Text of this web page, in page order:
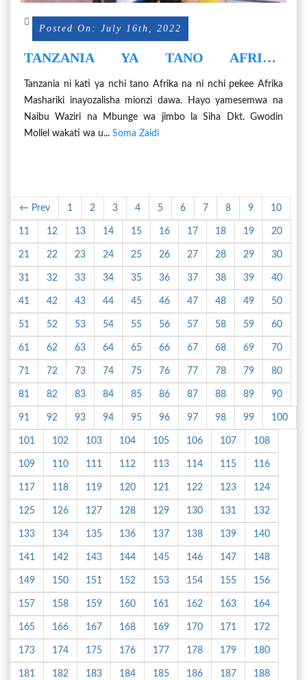
Posted On: July 16th, 2022
TANZANIA YA TANO AFRIKA
Tanzania ni kati ya nchi tano Afrika na ni nchi pekee Afrika
Mashariki inayozalisha mionzi dawa. Hayo yamesemwa na
Naibu Waziri na Mbunge wa jimbo la Siha Dkt. Gwodin
Mollel wakati wa u... Soma Zaidi
← Prev 1 2 3 4 5 6 7 8 9 10
11 12 13 14 15 16 17 18 19 20
21 22 23 24 25 26 27 28 29 30
31 32 33 34 35 36 37 38 39 40
41 42 43 44 45 46 47 48 49 50
51 52 53 54 55 56 57 58 59 60
61 62 63 64 65 66 67 68 69 70
71 72 73 74 75 76 77 78 79 80
81 82 83 84 85 86 87 88 89 90
91 92 93 94 95 96 97 98 99 100
101 102 103 104 105 106 107 108
109 110 111 112 113 114 115 116
117 118 119 120 121 122 123 124
125 126 127 128 129 130 131 132
133 134 135 136 137 138 139 140
141 142 143 144 145 146 147 148
149 150 151 152 153 154 155 156
157 158 159 160 161 162 163 164
165 166 167 168 169 170 171 172
173 174 175 176 177 178 179 180
181 182 183 184 185 186 187 188